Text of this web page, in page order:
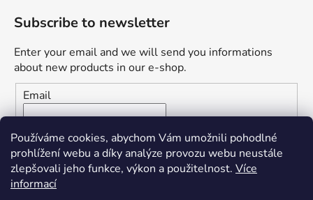
Používáme cookies, abychom Vám umožnili pohodlné
prohlížení webu a díky analýze provozu webu neustále
zlepšovali jeho funkce, výkon a použitelnost. Více
informací
Subscribe to newsletter
Enter your email and we will send you informations
about new products in our e-shop.
Email
Vložením e-mailu souhlasíte s
podmínkami ochrany
osobních údajů
SUBSCRIBE